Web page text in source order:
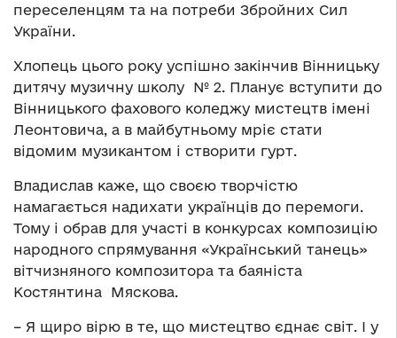
переселенцям та на потреби Збройних Сил
України.
Хлопець цього року успішно закінчив Вінницьку
дитячу музичну школу № 2. Планує вступити до
Вінницького фахового коледжу мистецтв імені
Леонтовича, а в майбутньому мріє стати
відомим музикантом і створити гурт.
Владислав каже, що своєю творчістю
намагається надихати українців до перемоги.
Тому і обрав для участі в конкурсах композицію
народного спрямування «Український танець»
вітчизняного композитора та баяніста
Костянтина Мяскова.
– Я щиро вірю в те, що мистецтво єднає світ. І у